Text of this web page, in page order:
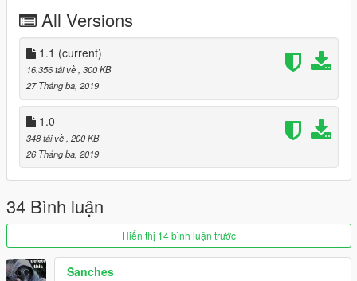
All Versions
1.1 (current)
16.356 tải về , 300 KB
27 Tháng ba, 2019
1.0
348 tải về , 200 KB
26 Tháng ba, 2019
34 Bình luận
Hiển thị 14 bình luận trước
Sanches